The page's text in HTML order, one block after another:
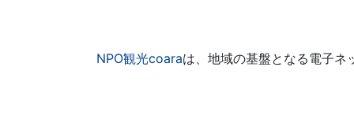
NPO観光coaraは、地域の基盤となる電子ネ